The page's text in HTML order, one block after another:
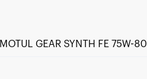
MOTUL GEAR SYNTH FE 75W-80